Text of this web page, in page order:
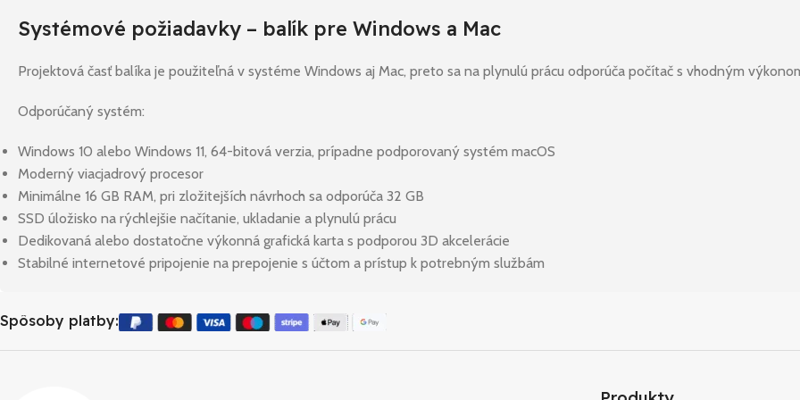
Systémové požiadavky – balík pre Windows a Mac
Projektová časť balíka je použiteľná v systéme Windows aj Mac, preto sa na plynulú prácu odporúča počítač s vhodným
Odporúčaný systém:
Windows 10 alebo Windows 11, 64-bitová verzia, prípadne podporovaný systém macOS
Moderný viacjadrový procesor
Minimálne 16 GB RAM, pri zložitejších návrhoch sa odporúča 32 GB
SSD úložisko na rýchlejšie načítanie, ukladanie a plynulú prácu
Dedikovaná alebo dostatočne výkonná grafická karta s podporou 3D akcelerácie
Stabilné internetové pripojenie na prepojenie s účtom a prístup k potrebným službám
Spôsoby platby: